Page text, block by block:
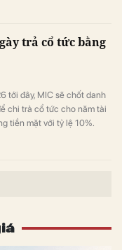
tháng, đặc biệt có trường
trả cổ tức bằng
tới đây, MIC sẽ chốt danh
chi trả cổ tức cho năm tài
tiền mặt với tỷ lệ 10%.